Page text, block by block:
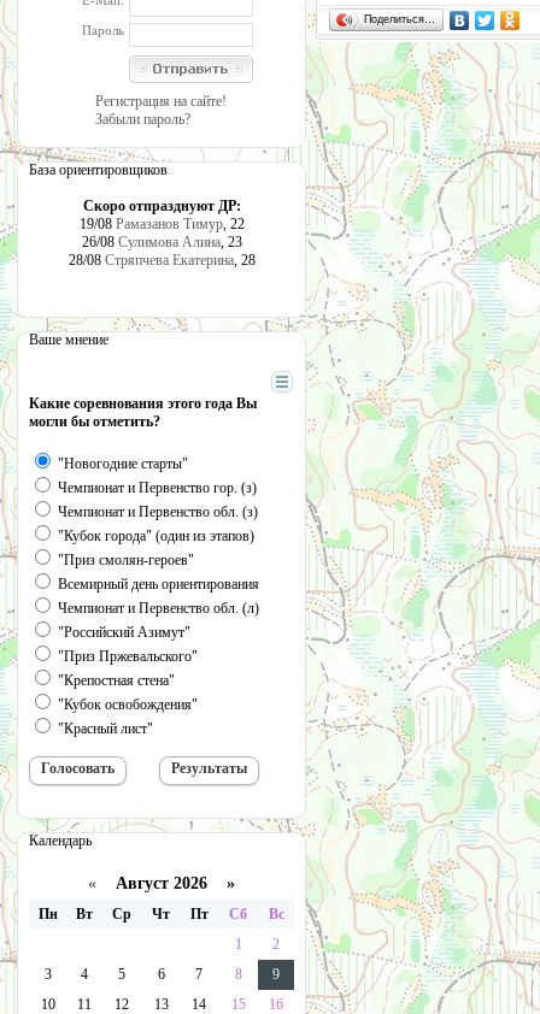
Пароль
Регистрация на сайте!
Забыли пароль?
База ориентировщиков
Скоро отпразднуют ДР:
19/08 Рамазанов Тимур, 22
26/08 Сулимова Алина, 23
28/08 Стряпчева Екатерина, 28
Ваше мнение
Какие соревнования этого года Вы
могли бы отметить?
"Новогодние старты"
Чемпионат и Первенство гор. (з)
Чемпионат и Первенство обл. (з)
"Кубок города" (один из этапов)
"Приз смолян-героев"
Всемирный день ориентирования
Чемпионат и Первенство обл. (л)
"Российский Азимут"
"Приз Пржевальского"
"Крепостная стена"
"Кубок освобождения"
"Красный лист"
Календарь
« Август 2026 »
Пн Вт Ср Чт Пт Сб
Вс
1
2
3
4 5 6 7 8
9
10
11 12 13 14 15
16
Поделиться…